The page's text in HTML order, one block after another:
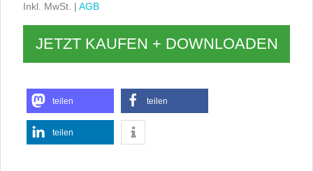
Inkl. MwSt. | AGB
JETZT KAUFEN + DOWNLOADEN
teilen teilen
teilen